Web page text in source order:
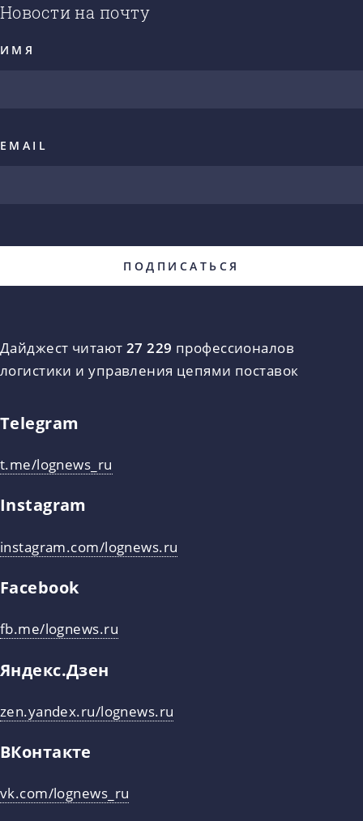
Новости на почту
ИМЯ
EMAIL
Дайджест читают 27 229 профессионалов
логистики и управления цепями поставок
Telegram
t.me/lognews_ru
Instagram
instagram.com/lognews.ru
Facebook
fb.me/lognews.ru
Яндекс.Дзен
zen.yandex.ru/lognews.ru
ВКонтакте
vk.com/lognews_ru